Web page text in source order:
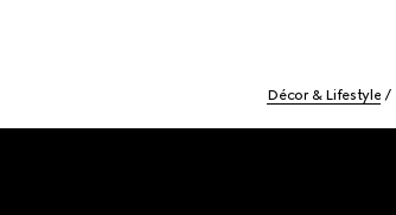
Décor & Lifestyle